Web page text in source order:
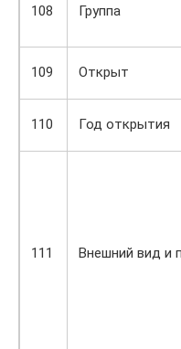
108 Группа
109 Открыт
110 Год открытия
111 Внешний вид и